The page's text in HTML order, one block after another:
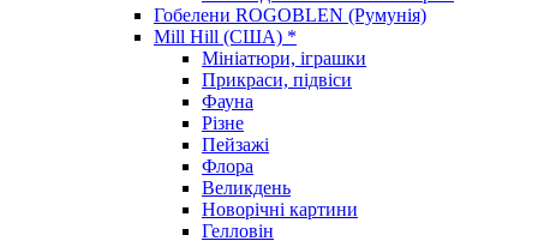
Гобелени ROGOBLEN (Румунія)
Mill Hill (США) *
Мініатюри, іграшки
Прикраси, підвіси
Фауна
Різне
Пейзажі
Флора
Великдень
Новорічні картини
Гелловін